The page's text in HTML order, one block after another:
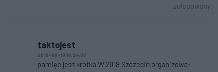
zalogowany.
taktojest
2019-06-10 16:24:03
pamięc jest krótka.W 2018 Szczecin organizował